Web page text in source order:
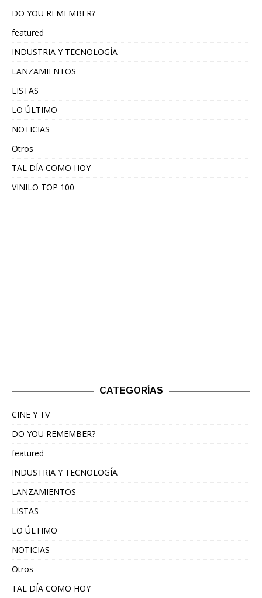
DO YOU REMEMBER?
featured
INDUSTRIA Y TECNOLOGÍA
LANZAMIENTOS
LISTAS
LO ÚLTIMO
NOTICIAS
Otros
TAL DÍA COMO HOY
VINILO TOP 100
CATEGORÍAS
CINE Y TV
DO YOU REMEMBER?
featured
INDUSTRIA Y TECNOLOGÍA
LANZAMIENTOS
LISTAS
LO ÚLTIMO
NOTICIAS
Otros
TAL DÍA COMO HOY